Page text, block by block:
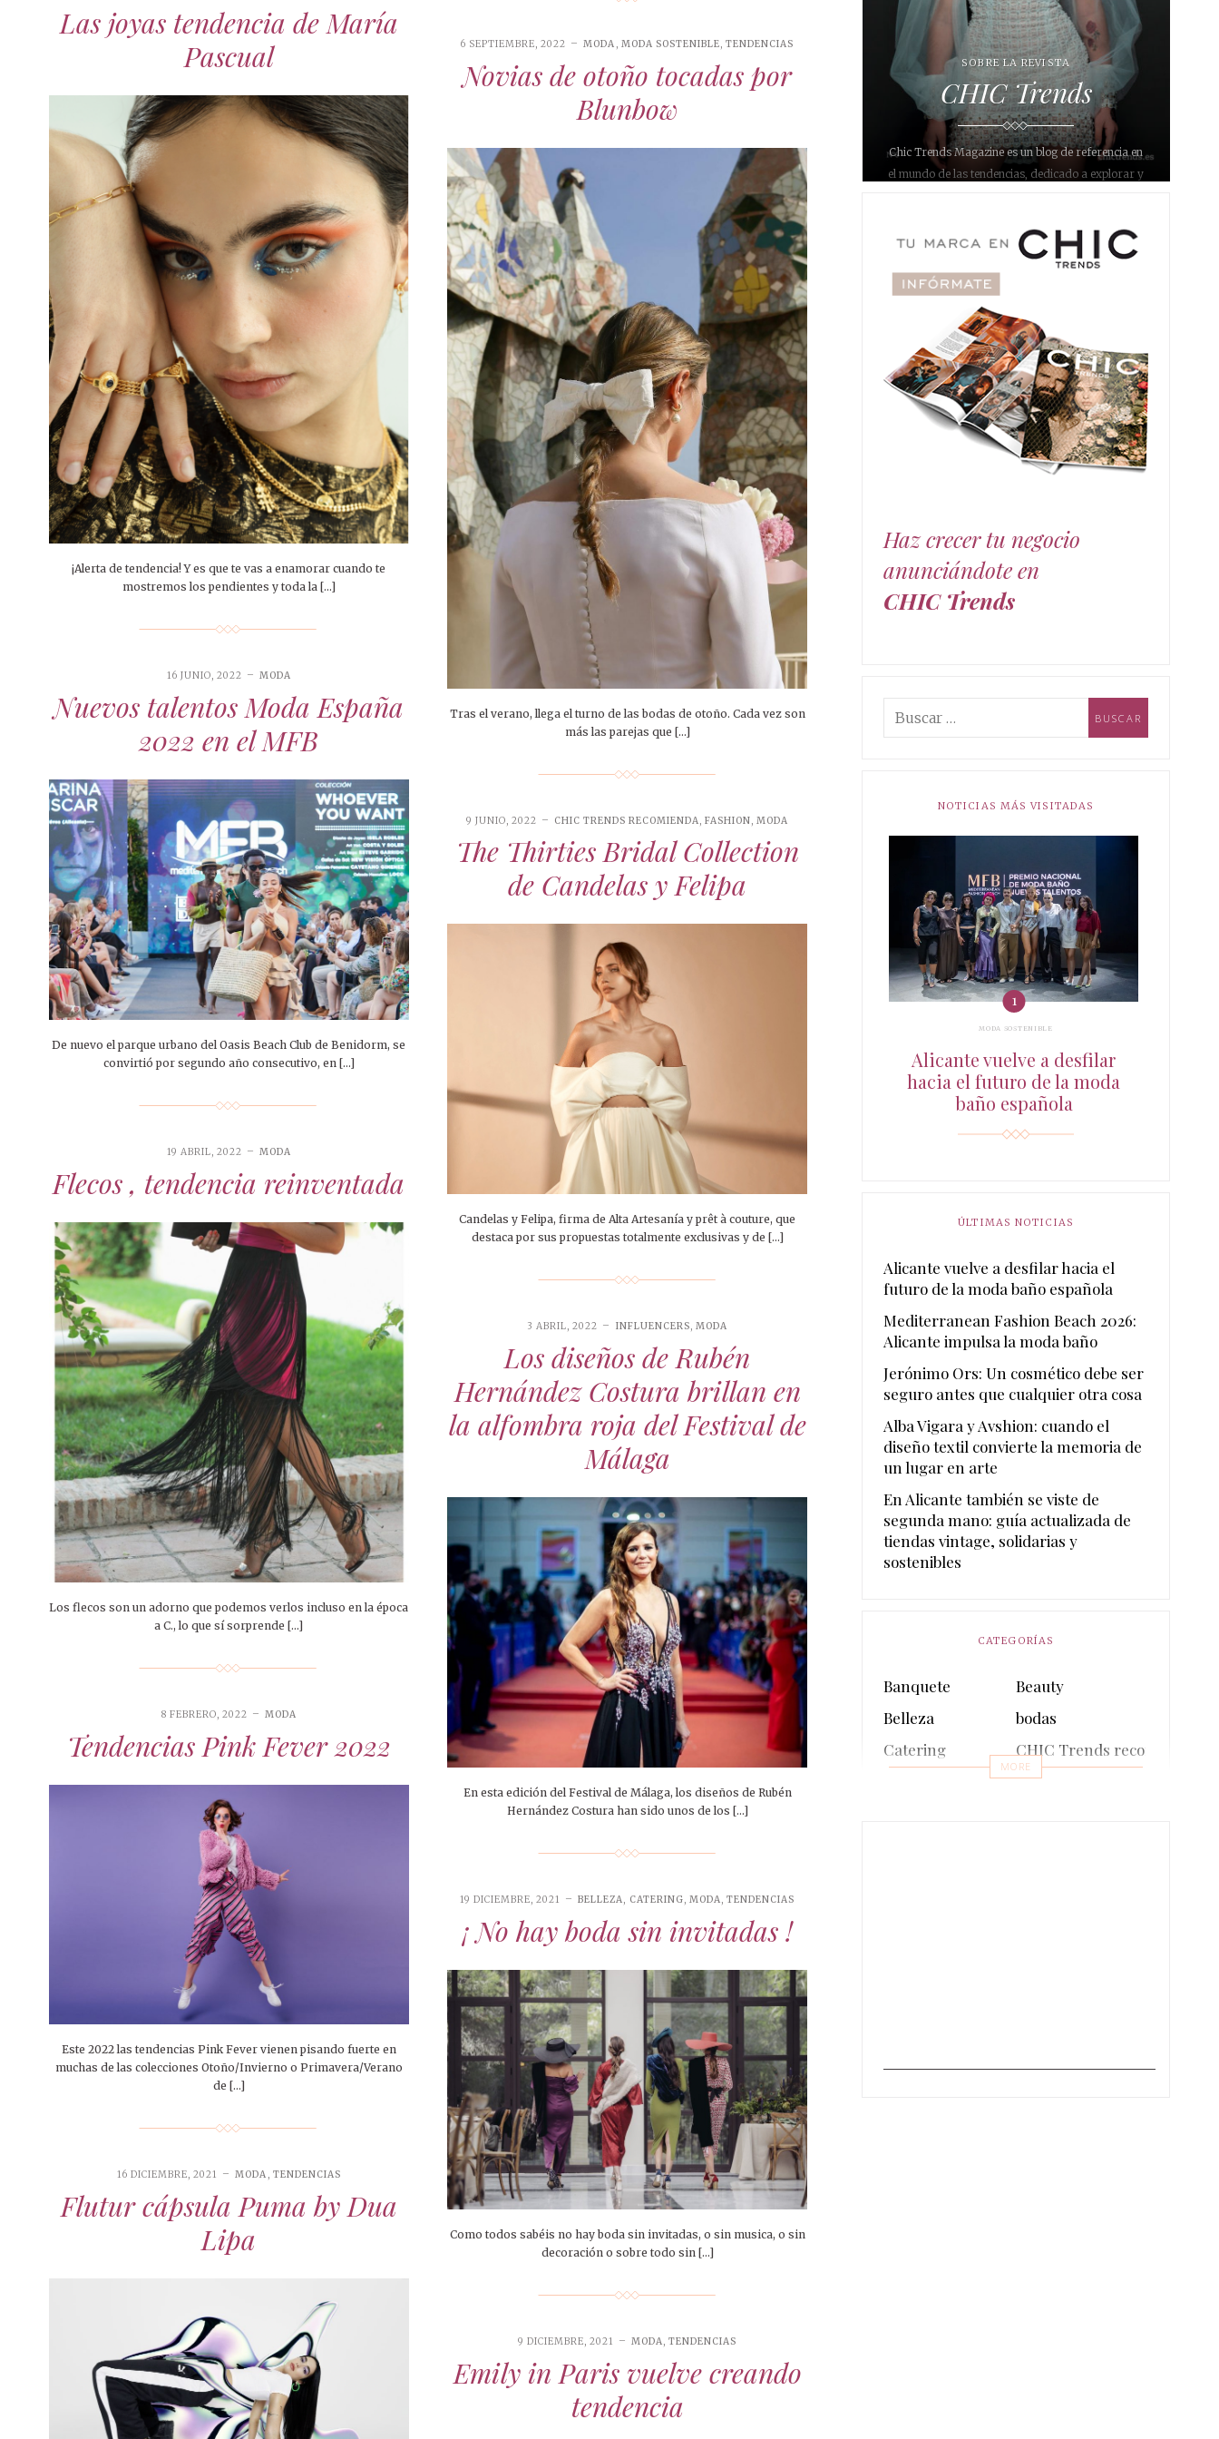
Las joyas tendencia de María
Pascual
¡Alerta de tendencia! Y es que te vas a enamorar cuando te
mostremos los pendientes y toda la […]
6 SEPTIEMBRE, 2022 MODA , MODA SOSTENIBLE, TENDENCIAS
Novias de otoño tocadas por
Blunbow
Tras el verano, llega el turno de las bodas de otoño. Cada vez son
más las parejas que […]
16 JUNIO, 2022 MODA
Nuevos talentos Moda España
2022 en el MFB
De nuevo el parque urbano del Oasis Beach Club de Benidorm, se
convirtió por segundo año consecutivo, en […]
9 JUNIO, 2022 CHIC TRENDS RECOMIENDA ,FASHION ,MODA
The Thirties Bridal Collection
de Candelas y Felipa
Candelas y Felipa, firma de Alta Artesanía y prêt à couture, que
destaca por sus propuestas totalmente exclusivas y de […]
19 ABRIL, 2022 MODA
Flecos , tendencia reinventada
Los flecos son un adorno que podemos verlos incluso en la época
a C., lo que sí sorprende […]
3 ABRIL, 2022 INFLUENCERS, MODA
Los diseños de Rubén
Hernández Costura brillan en
la alfombra roja del Festival de
Málaga
En esta edición del Festival de Málaga, los diseños de Rubén
Hernández Costura han sido unos de los […]
8 FEBRERO, 2022 MODA
Tendencias Pink Fever 2022
Este 2022 las tendencias Pink Fever vienen pisando fuerte en
muchas de las colecciones Otoño/Invierno o Primavera/Verano
de […]
19 DICIEMBRE, 2021 BELLEZA, CATERING, MODA, TENDENCIAS
¡ No hay boda sin invitadas !
Como todos sabéis no hay boda sin invitadas, o sin musica, o sin
decoración o sobre todo sin […]
16 DICIEMBRE, 2021 MODA , TENDENCIAS
Flutur cápsula Puma by Dua
Lipa
9 DICIEMBRE, 2021 MODA,TENDENCIAS
Emily in Paris vuelve creando
tendencia
SOBRE LA REVISTA
CHIC Trends
Chic Trends Magazine es un blog de referencia en
el mundo de las tendencias, dedicado a explorar y
interiorismo, gastronomía, belleza, maquillaje,
fotografía y joyería. Con un enfoque único y
sofisticado, nuestro objetivo es inspirar a nuestros
lectores y proporcionarles información relevante y
actualizada sobre lo que está de moda en
diferentes áreas.
Nuestro blog se ha convertido en un destino para
aquellos que buscan estar al día con lo último en
moda, decoración y estilo de vida. mundo de las
tendencias chic!
Haz crecer tu negocio
anunciándote en
CHIC Trends
NOTICIAS MÁS VISITADAS
MODA SOSTENIBLE
Alicante vuelve a desfilar
hacia el futuro de la moda
baño española
ÚLTIMAS NOTICIAS
Alicante vuelve a desfilar hacia el
futuro de la moda baño española
Mediterranean Fashion Beach 2026:
Alicante impulsa la moda baño
Jerónimo Ors: Un cosmético debe ser
seguro antes que cualquier otra cosa
Alba Vigara y Avshion: cuando el
diseño textil convierte la memoria de
un lugar en arte
En Alicante también se viste de
segunda mano: guía actualizada de
tiendas vintage, solidarias y
sostenibles
CATEGORÍAS
Banquete
Beauty
Belleza
bodas
Catering
CHIC Trends recomienda
Cosmética sostenible
Sin categoría
Sostenible
MORE